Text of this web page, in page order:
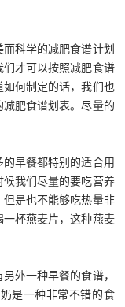
科学的减肥食谱计划
才可以按照减肥食谱
何制定的话，我们也
肥食谱划表。尽量的
早餐都特别的适合用
我们尽量的要吃营养
是也不能够吃热量非
杯燕麦片，这种燕麦
外一种早餐的食谱，
是一种非常不错的食